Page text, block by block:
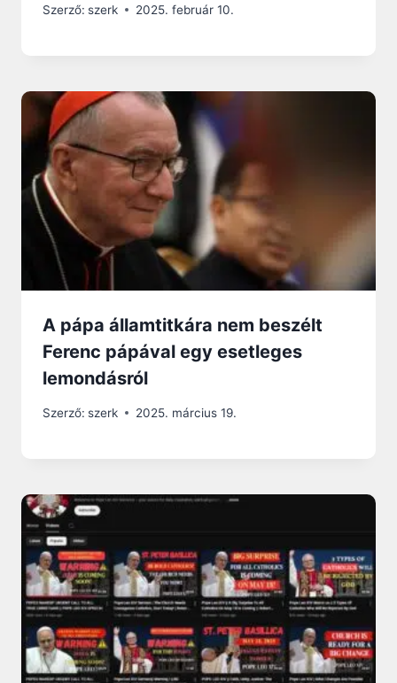
Szerző: szerk 2025. február 10.
A pápa államtitkára nem beszélt
Ferenc pápával egy esetleges
lemondásról
Szerző: szerk 2025. március 19.